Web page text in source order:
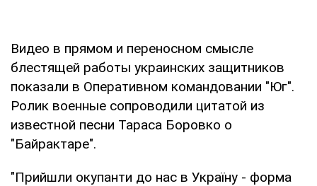
Видео в прямом и переносном смысле
блестящей работы украинских защитников
показали в Оперативном командовании "Юг".
Ролик военные сопроводили цитатой из
известной песни Тараса Боровко о
"Байрактаре".
"Прийшли окупанти до нас в Україну - форма